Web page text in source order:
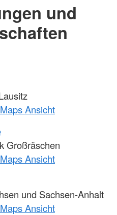
und
Ansicht
Großräschen
Ansicht
und Sachsen-Anhalt
Ansicht